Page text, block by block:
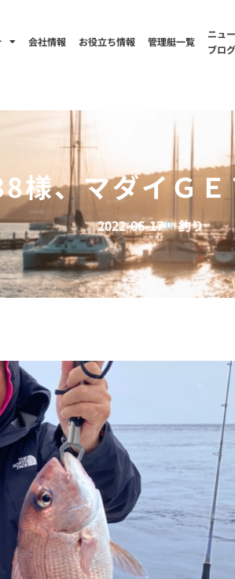
会社情報 お役立ち情報 管理艇一覧
ニュ
ブログ
様、マダイＧ
2022-06-17 釣り